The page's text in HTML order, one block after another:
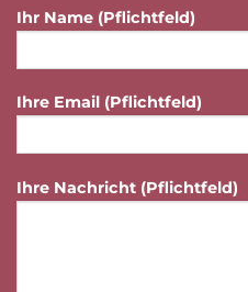
Ihr Name (Pflichtfeld)
Ihre Email (Pflichtfeld)
Ihre Nachricht (Pflichtfeld)